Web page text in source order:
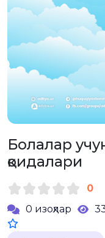
Болалар
қоидалари
0
0 изоҳлар